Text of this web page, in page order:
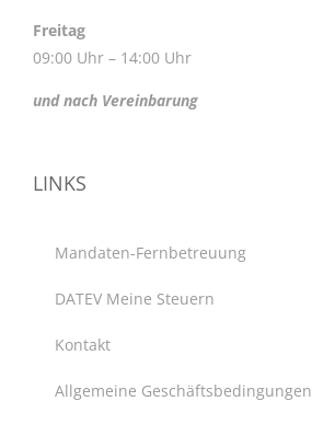
Freitag
09:00 Uhr – 14:00 Uhr
und nach Vereinbarung
LINKS
Mandaten-Fernbetreuung
DATEV Meine Steuern
Kontakt
Allgemeine Geschäftsbedingungen